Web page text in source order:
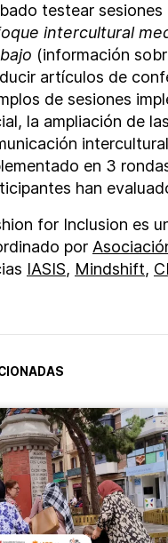
testear
intercultural
(información
artículos de
de sesiones
la ampliación de
en 3
han
for Inclusion es
por
IASIS, Mindshift,